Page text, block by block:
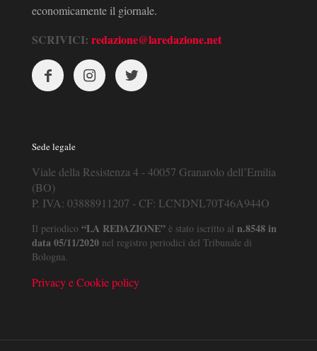
economicamente il giornale.
SCRIVICI: redazione@laredazione.net
Sede legale
Viale della Resistenza 4 - 40057 Granarolo dell’Emilia
(BO)
P. IVA: 03888911207 - CF: LCNDNL70T46A944O
Il periodico “LA REDAZIONE” è stato iscritto al n.8548 in
data 05/11/2020 nel registro periodici del Tribunale di
Bologna.
Privacy e Cookie policy